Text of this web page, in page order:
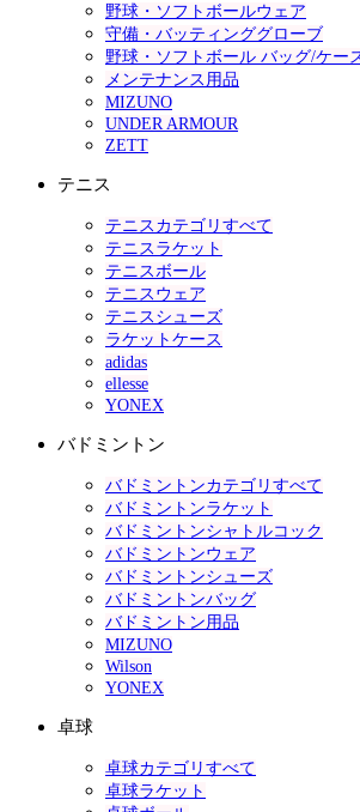
野球・ソフトボールウェア
守備・バッティンググローブ
野球・ソフトボール バッグ/ケー
メンテナンス用品
MIZUNO
UNDER ARMOUR
ZETT
テニス
テニスカテゴリすべて
テニスラケット
テニスボール
テニスウェア
テニスシューズ
ラケットケース
adidas
ellesse
YONEX
バドミントン
バドミントンカテゴリすべて
バドミントンラケット
バドミントンシャトルコック
バドミントンウェア
バドミントンシューズ
バドミントンバッグ
バドミントン用品
MIZUNO
Wilson
YONEX
卓球
卓球カテゴリすべて
卓球ラケット